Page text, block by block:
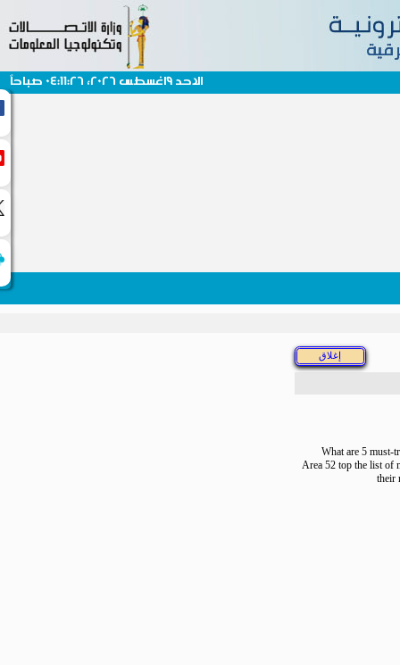
الاحد 9اغسطس 2026، 04:11:26 صباحاً
What are 5
Area 52 top the